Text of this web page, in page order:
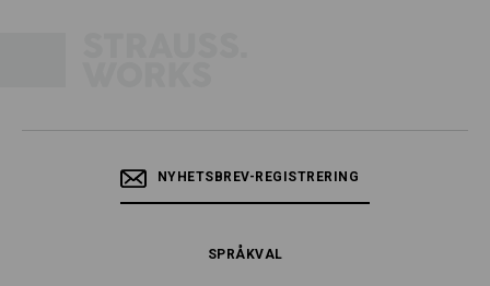
NYHETSBREV-REGISTRERING
SPRÅKVAL